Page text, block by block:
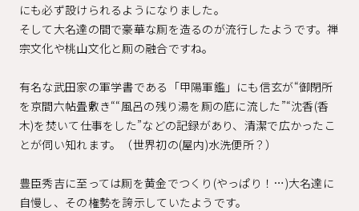
にも必ず設けられるようになりました。
そして大名達の間で豪華な厠を造るのが流行したようです。禅
宗文化や桃山文化と厠の融合ですね。
有名な武田家の軍学書である「甲陽軍鑑」にも信玄が“御閉所
を京間六帖畳敷き““風呂の残り湯を厠の底に流した”“沈香(香
木)を焚いて仕事をした”などの記録があり、清潔で広かったこ
とが伺い知れます。（世界初の(屋内)水洗便所？）
豊臣秀吉に至っては厠を黄金でつくり(やっぱり！…)大名達に
自慢し、その権勢を誇示していたようです。